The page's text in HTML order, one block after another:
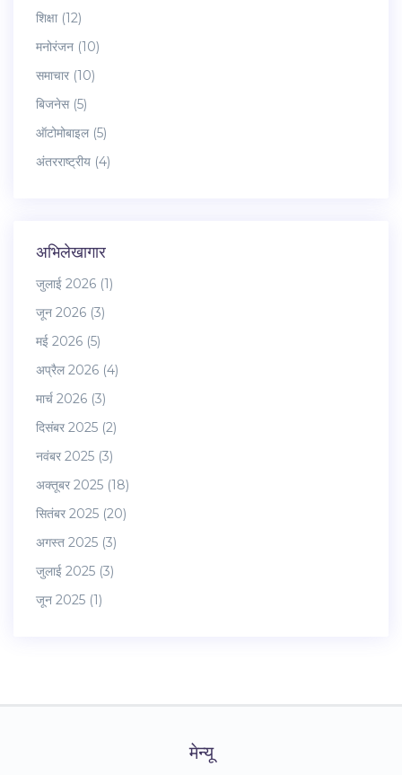
शिक्षा (12)
मनोरंजन (10)
समाचार (10)
बिजनेस (5)
ऑटोमोबाइल (5)
अंतरराष्ट्रीय (4)
अभिलेखागार
जुलाई 2026 (1)
जून 2026 (3)
मई 2026 (5)
अप्रैल 2026 (4)
मार्च 2026 (3)
दिसंबर 2025 (2)
नवंबर 2025 (3)
अक्तूबर 2025 (18)
सितंबर 2025 (20)
अगस्त 2025 (3)
जुलाई 2025 (3)
जून 2025 (1)
मेन्यू